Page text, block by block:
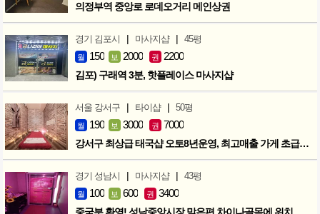
의정부역 중앙로 로데오거리 메인상권
경기 김포시 | 마사지샵 | 45평
월 150 보 2000 권 2200
김포) 구래역 3분, 핫플레이스 마사지샵
서울 강서구 | 타이샵 | 50평
월 190 보 3000 권 7000
강서구 최상급 태국샵 오토8년운영, 최고매출 가게 초급매!!!
경기 성남시 | 마사지샵 | 43평
월 100 보 600 권 3400